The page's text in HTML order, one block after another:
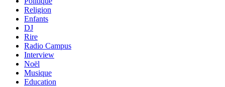
Religion
Enfants
DJ
Rire
Radio Campus
Interview
Noël
Musique
Education